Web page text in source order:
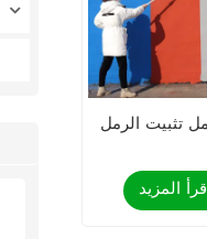
إقرأ المزيد